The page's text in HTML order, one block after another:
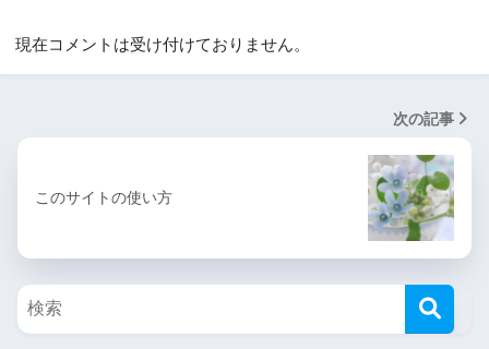
現在コメントは受け付けておりません。
次の記事
このサイトの使い方